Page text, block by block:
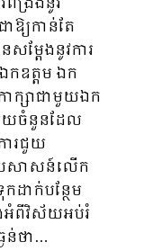
ឱ្យកាន់តែ
ម្ដែងនូវការ
ឧត្តម ឯក
ាក្សាជាមួយឯក
យចំនួនដែល
ារជួយ
រសាសន៍លើក
ដាក់បន្ថែម
អំពីវិស័យអប់រំ
ន់ថា…